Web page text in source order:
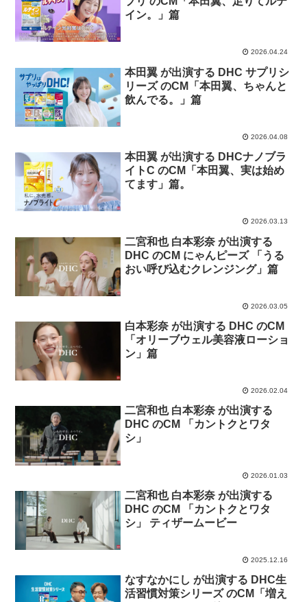
イン。」篇
2026.04.24
本田翼 が出演する DHC サプリシ
リーズ のCM「本⽥翼、ちゃんと
飲んでる。」篇
2026.04.08
本田翼 が出演する DHCナノブラ
イトC のCM「本田翼、実は始め
てます」篇。
2026.03.13
二宮和也 白本彩奈 が出演する
DHC のCM にゃんピーズ 「うる
おい呼び込むクレンジング」篇
2026.03.05
白本彩奈 が出演する DHC のCM
「オリーブウェル美容液ローショ
ン」篇
2026.02.04
二宮和也 白本彩奈 が出演する
DHC のCM 「カントクとワタ
シ」
2026.01.03
二宮和也 白本彩奈 が出演する
DHC のCM 「カントクとワタ
シ」 ティザームービー
2025.12.16
なすなかにし が出演する DHC生
活習慣対策シリーズ のCM「増え